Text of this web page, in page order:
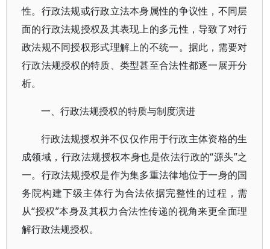
性。行政法规或行政立法本身属性的争议性，不同层
面的行政法规授权及其表现上的多元性，导致了对行
政法规不同授权形式理解上的不统一。据此，需要对
行政法规授权的特质、类型甚至合法性都逐一展开分
析。
一、行政法规授权的特质与制度演进
行政法规授权并不仅仅作用于行政主体资格的生
成领域，行政法规授权本身也是依法行政的“源头”之
一。行政法规授权是作为集多重法律地位于一身的国
务院构建下级主体行为合法依据完整性的过程，需
从“授权”本身及其权力合法性传递的视角来更全面理
解行政法规授权。